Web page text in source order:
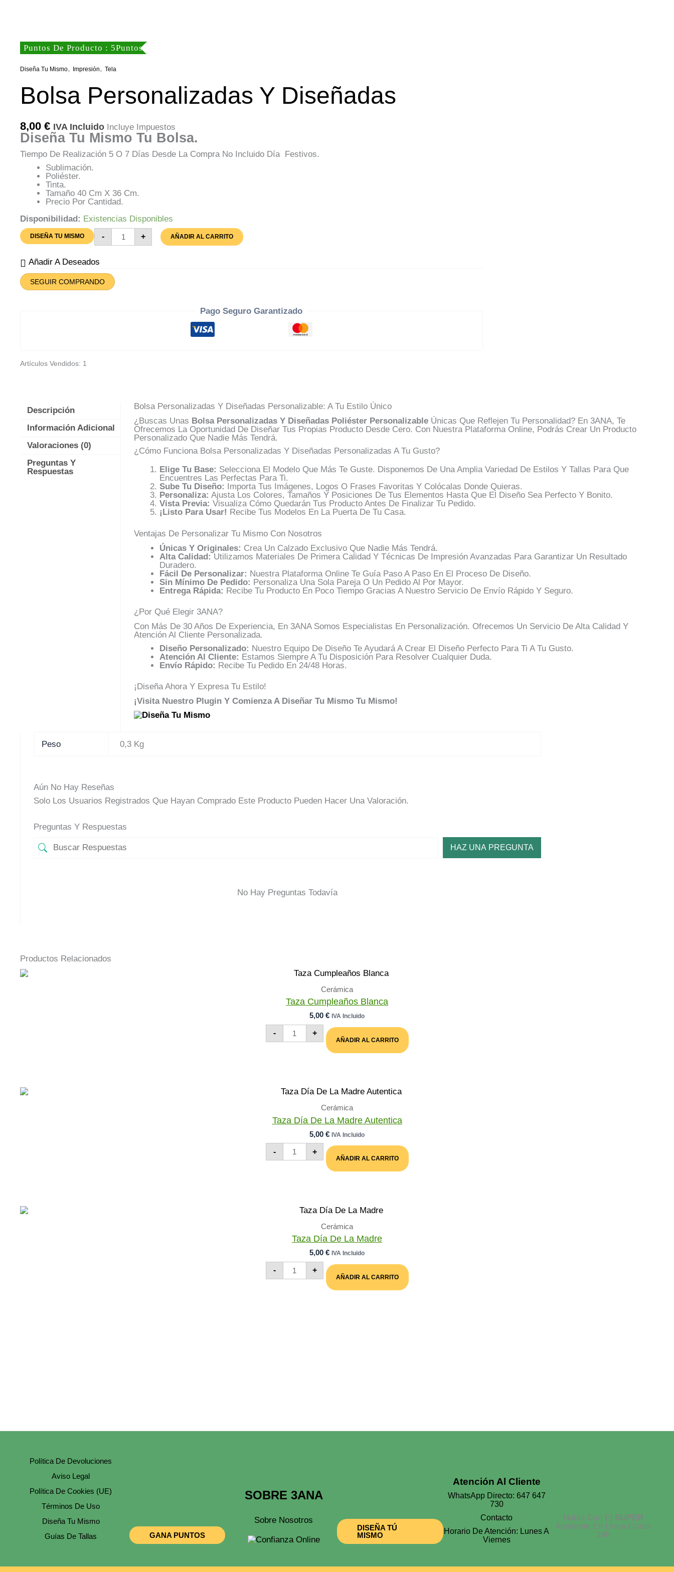
Puntos De Producto : 5Puntos
Diseña Tu Mismo, Impresión, Tela
Bolsa Personalizadas Y Diseñadas
8,00 € IVA Incluido Incluye Impuestos
Diseña Tu Mismo Tu Bolsa.
Tiempo De Realización 5 O 7 Días Desde La Compra No Incluido Día Festivos.
Sublimación.
Poliéster.
Tinta.
Tamaño 40 Cm X 36 Cm.
Precio Por Cantidad.
Disponibilidad: Existencias Disponibles
-
Bolsa
Personalizadas
Y
+ AÑADIR AL CARRITO
DISEÑA TU MISMO
Añadir A Deseados
SEGUIR COMPRANDO
Pago Seguro Garantizado
Artículos Vendidos: 1
Descripción
Información Adicional
Valoraciones (0)
Preguntas Y
Respuestas
Bolsa Personalizadas Y Diseñadas Personalizable: A Tu Estilo Único
¿Buscas Unas Bolsa Personalizadas Y Diseñadas Poliéster PersonalizableÚnicas Que Reflejen Tu Personalidad? En 3ANA, Te
Ofrecemos La Oportunidad De Diseñar Tus Propias Producto Desde Cero. Con Nuestra Plataforma Online, Podrás Crear Un Producto
Personalizado Que Nadie Más Tendrá.
¿Cómo Funciona Bolsa Personalizadas Y Diseñadas Personalizadas A Tu Gusto?
Elige Tu Base: Selecciona El Modelo Que Más Te Guste. Disponemos De Una Amplia Variedad De Estilos Y Tallas Para Que
Encuentres Las Perfectas Para Ti.
Sube Tu Diseño: Importa Tus Imágenes, Logos O Frases Favoritas Y Colócalas Donde Quieras.
Personaliza: Ajusta Los Colores, Tamaños Y Posiciones De Tus Elementos Hasta Que El Diseño Sea Perfecto Y Bonito.
Vista Previa: Visualiza Cómo Quedarán Tus Producto Antes De Finalizar Tu Pedido.
¡Listo Para Usar! Recibe Tus Modelos En La Puerta De Tu Casa.
Ventajas De Personalizar Tu Mismo Con Nosotros
Únicas Y Originales: Crea Un Calzado Exclusivo Que Nadie Más Tendrá.
Alta Calidad: Utilizamos Materiales De Primera Calidad Y Técnicas De Impresión Avanzadas Para Garantizar Un Resultado
Duradero.
Fácil De Personalizar: Nuestra Plataforma Online Te Guía Paso A Paso En El Proceso De Diseño.
Sin Mínimo De Pedido: Personaliza Una Sola Pareja O Un Pedido Al Por Mayor.
Entrega Rápida: Recibe Tu Producto En Poco Tiempo Gracias A Nuestro Servicio De Envío Rápido Y Seguro.
¿Por Qué Elegir 3ANA?
Con Más De 30 Años De Experiencia, En 3ANA Somos Especialistas En Personalización. Ofrecemos Un Servicio De Alta Calidad Y
Atención Al Cliente Personalizada.
Diseño Personalizado: Nuestro Equipo De Diseño Te Ayudará A Crear El Diseño Perfecto Para Ti A Tu Gusto.
Atención Al Cliente: Estamos Siempre A Tu Disposición Para Resolver Cualquier Duda.
Envío Rápido: Recibe Tu Pedido En 24/48 Horas.
¡Diseña Ahora Y Expresa Tu Estilo!
¡Visita Nuestro Plugin Y Comienza A Diseñar Tu Mismo Tu Mismo!
Peso 0,3 Kg
Aún No Hay Reseñas
Solo Los Usuarios Registrados Que Hayan Comprado Este Producto Pueden Hacer Una Valoración.
Preguntas Y Respuestas
HAZ UNA PREGUNTA
No Hay Preguntas Todavía
Productos Relacionados
Cerámica
Taza Cumpleaños Blanca
5,00 € IVA Incluido
-
Taza
Cumpleaños
Blanca
+
AÑADIR AL CARRITO
Cerámica
Taza Día De La Madre Autentica
5,00 € IVA Incluido
-
Taza
Día
De
+
AÑADIR AL CARRITO
Cerámica
Taza Día De La Madre
5,00 € IVA Incluido
-
Taza
Día
De
+
AÑADIR AL CARRITO
Política De Devoluciones
Aviso Legal
Política De Cookies (UE)
Términos De Uso
Diseña Tu Mismo
Guías De Tallas
GANA PUNTOS
SOBRE 3ANA
Sobre Nosotros
DISEÑA TÚ
MISMO
Atención Al Cliente
WhatsApp Directo: 647 647
730
Contacto
Horario De Atención: Lunes A
Viernes
Habla Con El SUPER
Asistente En Linea Gratis
24h